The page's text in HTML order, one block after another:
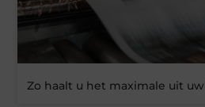
Zo haalt u het maximale uit